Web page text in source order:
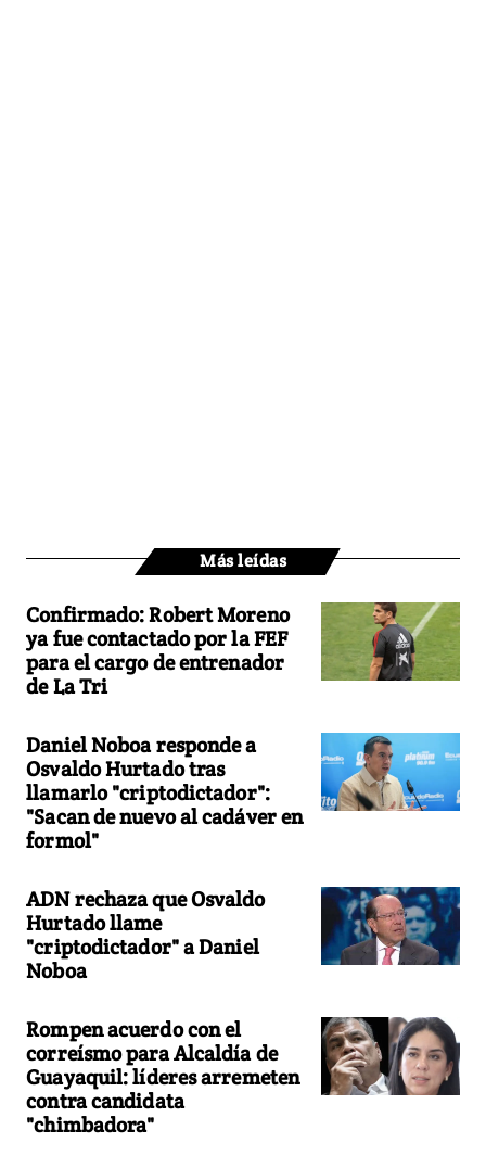
Más leídas
Confirmado: Robert Moreno
ya fue contactado por la FEF
para el cargo de entrenador
de La Tri
Daniel Noboa responde a
Osvaldo Hurtado tras
llamarlo "criptodictador":
"Sacan de nuevo al cadáver en
formol"
ADN rechaza que Osvaldo
Hurtado llame
"criptodictador" a Daniel
Noboa
Rompen acuerdo con el
correísmo para Alcaldía de
Guayaquil: líderes arremeten
contra candidata
"chimbadora"